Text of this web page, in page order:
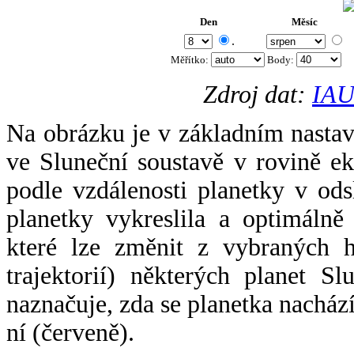
Den Měsíc
.
Měřítko: Body:
Zdroj dat:
Na obrázku je v základním
ve Sluneční soustavě v rovině
podle vzdálenosti planetky v
planetky vykreslila a
které lze změnit z vybraných
trajektorií) některých planet
naznačuje, zda se planetka
ní (červeně).